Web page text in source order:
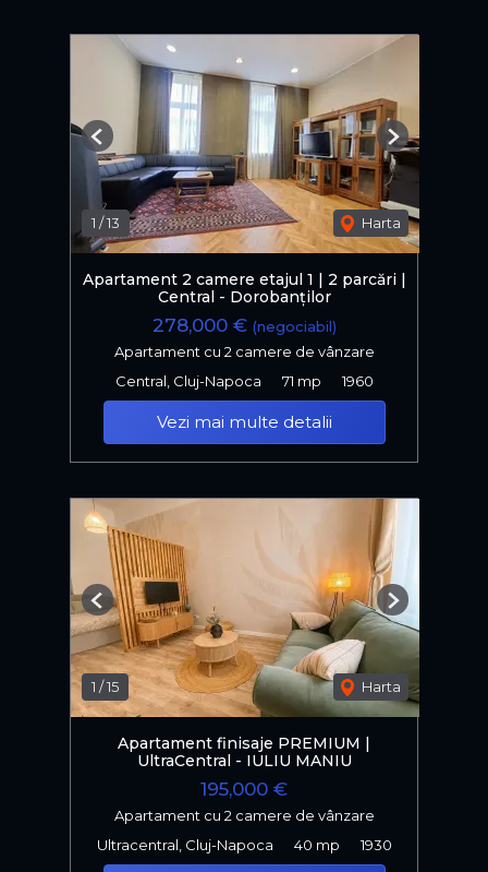
1 /13 Harta
Previous Next
Apartament 2 camere etajul 1 | 2 parcări |
Central - Dorobanților
278,000 € (negociabil)
Apartament cu 2 camere de vânzare
Central, Cluj-Napoca
71 mp 1960
Vezi mai multe detalii
1 /15 Harta
Previous Next
Apartament finisaje PREMIUM |
UltraCentral - IULIU MANIU
195,000 €
Apartament cu 2 camere de vânzare
Ultracentral, Cluj-Napoca
40 mp 1930